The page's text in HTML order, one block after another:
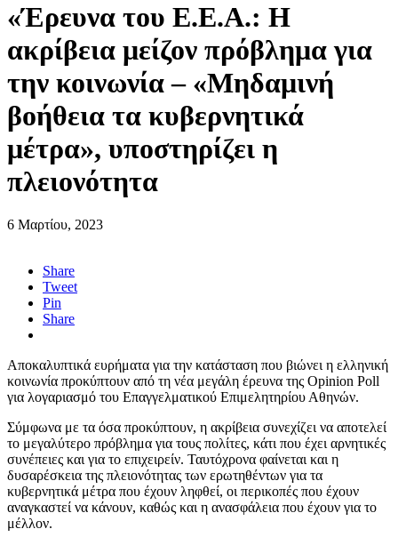
«Έρευνα του Ε.Ε.Α.: Η
ακρίβεια μείζον πρόβλημα για
την κοινωνία – «Μηδαμινή
βοήθεια τα κυβερνητικά
μέτρα», υποστηρίζει η
πλειονότητα
6 Μαρτίου, 2023
Share
Tweet
Pin
Share
Αποκαλυπτικά ευρήματα για την κατάσταση που βιώνει η ελληνική
κοινωνία προκύπτουν από τη νέα μεγάλη έρευνα της Opinion Poll
για λογαριασμό του Επαγγελματικού Επιμελητηρίου Αθηνών.
Σύμφωνα με τα όσα προκύπτουν, η ακρίβεια συνεχίζει να αποτελεί
το μεγαλύτερο πρόβλημα για τους πολίτες, κάτι που έχει αρνητικές
συνέπειες και για το επιχειρείν. Ταυτόχρονα φαίνεται και η
δυσαρέσκεια της πλειονότητας των ερωτηθέντων για τα
κυβερνητικά μέτρα που έχουν ληφθεί, οι περικοπές που έχουν
αναγκαστεί να κάνουν, καθώς και η ανασφάλεια που έχουν για το
μέλλον.